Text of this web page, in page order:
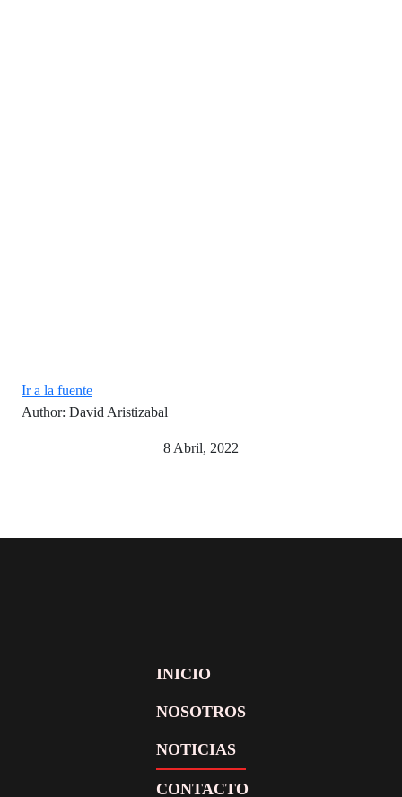
Ir a la fuente
Author: David Aristizabal
8 Abril, 2022
INICIO
NOSOTROS
NOTICIAS
CONTACTO